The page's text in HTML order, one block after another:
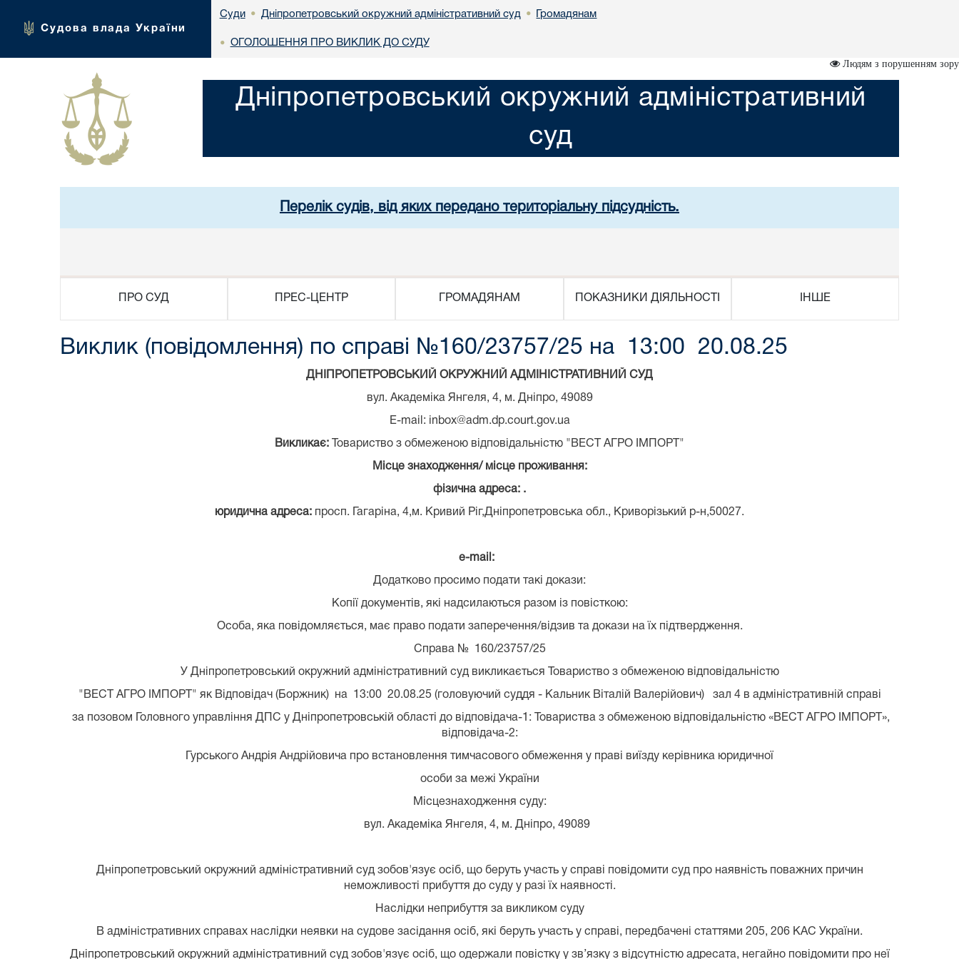
Судова влада України
Суди • Дніпропетровський окружний адміністративний суд • Громадянам
• ОГОЛОШЕННЯ ПРО ВИКЛИК ДО СУДУ
Людям з порушенням зору
Дніпропетровський окружний адміністративний
суд
Перелік судів, від яких передано територіальну підсудність.
ПРО СУД ПРЕС-ЦЕНТР ГРОМАДЯНАМ ПОКАЗНИКИ ДІЯЛЬНОСТІ ІНШЕ
Виклик (повідомлення) по справі №160/23757/25 на 13:00 20.08.25
ДНІПРОПЕТРОВСЬКИЙ ОКРУЖНИЙ АДМІНІСТРАТИВНИЙ СУД
вул. Академіка Янгеля, 4, м. Дніпро, 49089
E-mail: inbox@adm.dp.court.gov.ua
Викликає: Товариство з обмеженою відповідальністю "ВЕСТ АГРО ІМПОРТ"
Місце знаходження/ місце проживання:
фізична адреса: .
юридична адреса: просп. Гагаріна, 4,м. Кривий Ріг,Дніпропетровська обл., Криворізький р-н,50027.
e-mail :
Додатково просимо подати такі докази:
Копії документів, які надсилаються разом із повісткою:
Особа, яка повідомляється, має право подати заперечення/відзив та докази на їх підтвердження.
Справа № 160/23757/25
У Дніпропетровський окружний адміністративний суд викликається Товариство з обмеженою відповідальністю
"ВЕСТ АГРО ІМПОРТ" як Відповідач (Боржник) на 13:00 20.08.25 (головуючий суддя - Кальник Віталій Валерійович) зал 4 в адміністративній справі
за позовом Головного управління ДПС у Дніпропетровській області до відповідача-1: Товариства з обмеженою відповідальністю «ВЕСТ АГРО ІМПОРТ»,
відповідача-2:
Гурського Андрія Андрійовича про встановлення тимчасового обмеження у праві виїзду керівника юридичної
особи за межі України
Місцезнаходження суду:
вул. Академіка Янгеля, 4, м. Дніпро, 49089
Дніпропетровський окружний адміністративний суд зобов'язує осіб, що беруть участь у справі повідомити суд про наявність поважних причин
неможливості прибуття до суду у разі їх наявності.
Наслідки неприбуття за викликом суду
В адміністративних справах наслідки неявки на судове засідання осіб, які беруть участь у справі, передбачені статтями 205, 206 КАС України.
Дніпропетровський окружний адміністративний суд зобов'язує осіб, що одержали повістку у зв’язку з відсутністю адресата, негайно повідомити про неї